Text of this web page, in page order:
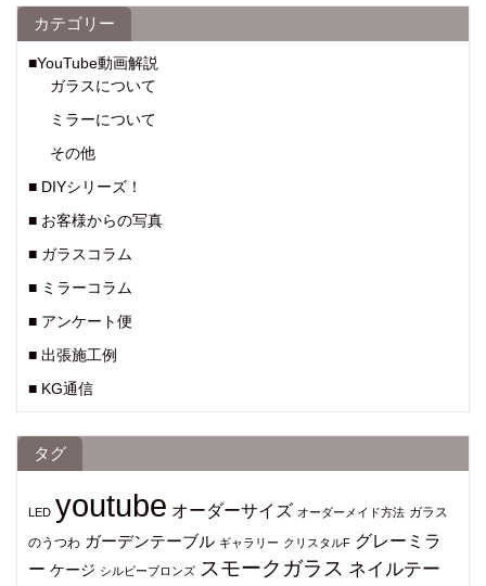
カテゴリー
■YouTube動画解説
ガラスについて
ミラーについて
その他
■ DIYシリーズ！
■ お客様からの写真
■ ガラスコラム
■ ミラーコラム
■ アンケート便
■ 出張施工例
■ KG通信
タグ
LED youtube オーダーサイズ オーダーメイド方法 ガラス
のうつわ ガーデンテーブル ギャラリー クリスタルF グレーミラ
ー ケージ シルビーブロンズ スモークガラス ネイルテー